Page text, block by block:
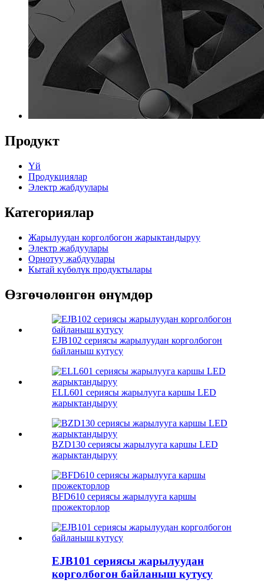
Продукт
Үй
Продукциялар
Электр жабдуулары
Категориялар
Жарылуудан корголбогон жарыктандыруу
Электр жабдуулары
Орнотуу жабдуулары
Кытай күбөлүк продуктылары
Өзгөчөлөнгөн өнүмдөр
EJB102 сериясы жарылуудан корголбогон
байланыш кутусу
ELL601 сериясы жарылууга каршы LED
жарыктандыруу
BZD130 сериясы жарылууга каршы LED
жарыктандыруу
BFD610 сериясы жарылууга каршы
прожекторлор
EJB101 сериясы жарылуудан
корголбогон байланыш кутусу